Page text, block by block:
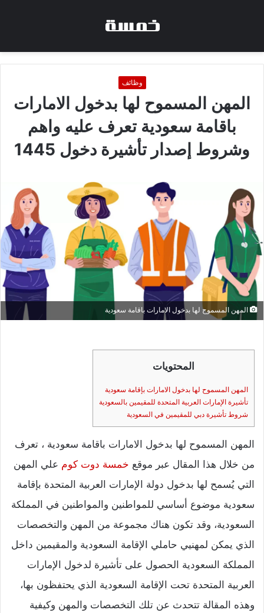
وظائف
المهن المسموح لها بدخول الامارات
باقامة سعودية تعرف عليه واهم
وشروط إصدار تأشيرة دخول 1445
المهن المسموح لها بدخول الامارات باقامة سعودية
المحتويات
المهن المسموح لها بدخول الامارات بإقامة سعودية
تأشيرة الإمارات العربية المتحدة للمقيمين بالسعودية
شروط تأشيرة دبي للمقيمين في السعودية
المهن المسموح لها بدخول الامارات باقامة سعودية ، تعرف
من خلال هذا المقال عبر موقع خمسة دوت كوم علي المهن
التي يُسمح لها بدخول دولة الإمارات العربية المتحدة بإقامة
سعودية موضوع أساسي للمواطنين والمواطنين في المملكة
السعودية، وقد تكون هناك مجموعة من المهن والتخصصات
الذي يمكن لمهنيي حاملي الإقامة السعودية والمقيمين داخل
المملكة السعودية الحصول على تأشيرة لدخول الإمارات
العربية المتحدة تحت الإقامة السعودية الذي يحتفظون بها،
وهذه المقالة تتحدث عن تلك التخصصات والمهن وكيفية